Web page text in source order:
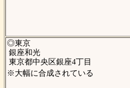
◎東京
銀座和光
東京都中央区銀座4丁目
※大幅に合成されている